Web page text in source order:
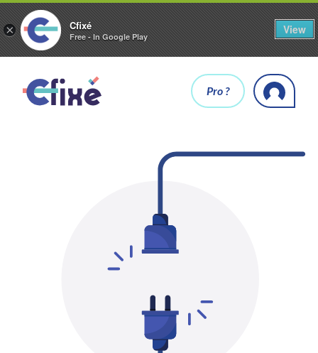
× Cfixé
Free - In Google Play
View
Pro ?